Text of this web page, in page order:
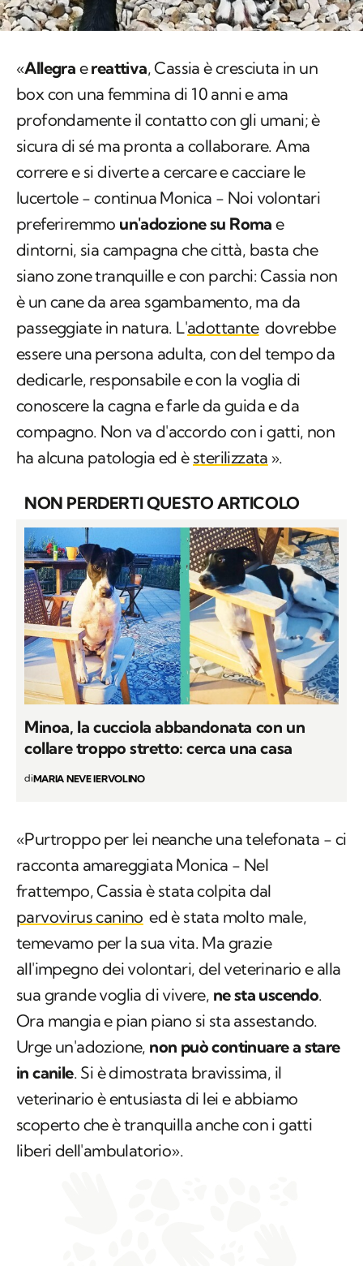
«Allegra ereattiva, Cassia è cresciuta in un
box con una femmina di 10 anni e ama
profondamente il contatto con gli umani; è
sicura di sé ma pronta a collaborare. Ama
correre e si diverte a cercare e cacciare le
lucertole − continua Monica − Noi volontari
preferiremmo un'adozione su Roma e
dintorni, sia campagna che città, basta che
siano zone tranquille e con parchi: Cassia non
è un cane da area sgambamento, ma da
passeggiate in natura. L'adottante dovrebbe
essere una persona adulta, con del tempo da
dedicarle, responsabile e con la voglia di
conoscere la cagna e farle da guida e da
compagno. Non va d'accordo con i gatti, non
ha alcuna patologia ed è sterilizzata ».
NON PERDERTI QUESTO ARTICOLO
Minoa, la cucciola abbandonata con un
collare troppo stretto: cerca una casa
diMARIA NEVE IERVOLINO
«Purtroppo per lei neanche una telefonata − ci
racconta amareggiata Monica − Nel
frattempo, Cassia è stata colpita dal
parvovirus canino ed è stata molto male,
temevamo per la sua vita. Ma grazie
all'impegno dei volontari, del veterinario e alla
sua grande voglia di vivere, ne sta uscendo.
Ora mangia e pian piano si sta assestando.
Urge un'adozione, non può continuare a stare
in canile. Si è dimostrata bravissima, il
veterinario è entusiasta di lei e abbiamo
scoperto che è tranquilla anche con i gatti
liberi dell'ambulatorio».